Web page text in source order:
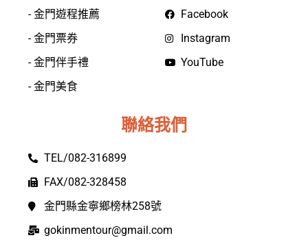
- 金門遊程推薦
- 金門票券
- 金門伴手禮
- 金門美食
Facebook
Instagram
YouTube
聯絡我們
TEL/082-316899
FAX/082-328458
金門縣金寧鄉榜林258號
gokinmentour@gmail.com